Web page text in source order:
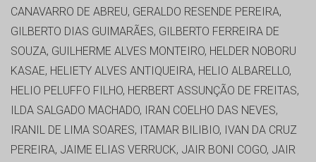
CANAVARRO DE ABREU, GERALDO RESENDE PEREIRA,
GILBERTO DIAS GUIMARÃES, GILBERTO FERREIRA DE
SOUZA, GUILHERME ALVES MONTEIRO, HELDER NOBORU
KASAE, HELIETY ALVES ANTIQUEIRA, HELIO ALBARELLO,
HELIO PELUFFO FILHO, HERBERT ASSUNÇÃO DE FREITAS,
ILDA SALGADO MACHADO, IRAN COELHO DAS NEVES,
IRANIL DE LIMA SOARES, ITAMAR BILIBIO, IVAN DA CRUZ
PEREIRA, JAIME ELIAS VERRUCK, JAIR BONI COGO, JAIR